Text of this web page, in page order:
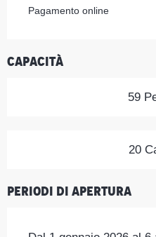
Pagamento online
Capacità
59
20
Periodi di apertura